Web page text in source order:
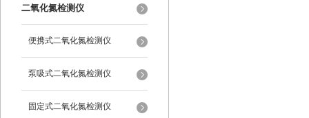
二氧化氮检测仪
便携式二氧化氮检测仪
泵吸式二氧化氮检测仪
固定式二氧化氮检测仪